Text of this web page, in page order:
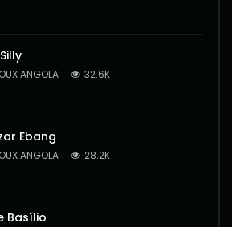
ANGOLA 32.6K
Ebang
ANGOLA 28.2K
Basílio